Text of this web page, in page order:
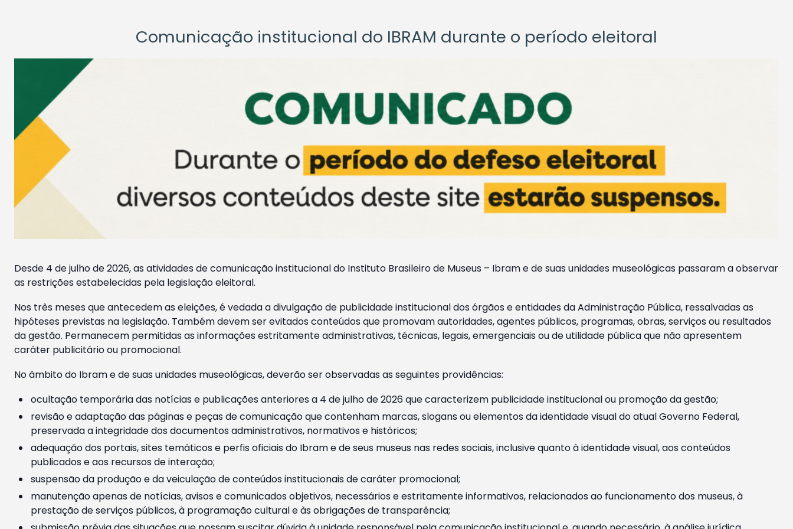
Comunicação institucional do IBRAM durante o período eleitoral
Desde 4 de julho de 2026, as atividades de comunicação institucional do Instituto Brasileiro de Museus – Ibram e de suas unidades museológicas passaram a observar
as restrições estabelecidas pela legislação eleitoral.
Nos três meses que antecedem as eleições, é vedada a divulgação de publicidade institucional dos órgãos e entidades da Administração Pública, ressalvadas as
hipóteses previstas na legislação. Também devem ser evitados conteúdos que promovam autoridades, agentes públicos, programas, obras, serviços ou resultados
da gestão. Permanecem permitidas as informações estritamente administrativas, técnicas, legais, emergenciais ou de utilidade pública que não apresentem
caráter publicitário ou promocional.
No âmbito do Ibram e de suas unidades museológicas, deverão ser observadas as seguintes providências:
ocultação temporária das notícias e publicações anteriores a 4 de julho de 2026 que caracterizem publicidade institucional ou promoção da gestão;
revisão e adaptação das páginas e peças de comunicação que contenham marcas, slogans ou elementos da identidade visual do atual Governo Federal,
preservada a integridade dos documentos administrativos, normativos e históricos;
adequação dos portais, sites temáticos e perfis oficiais do Ibram e de seus museus nas redes sociais, inclusive quanto à identidade visual, aos conteúdos
publicados e aos recursos de interação;
suspensão da produção e da veiculação de conteúdos institucionais de caráter promocional;
manutenção apenas de notícias, avisos e comunicados objetivos, necessários e estritamente informativos, relacionados ao funcionamento dos museus, à
prestação de serviços públicos, à programação cultural e às obrigações de transparência;